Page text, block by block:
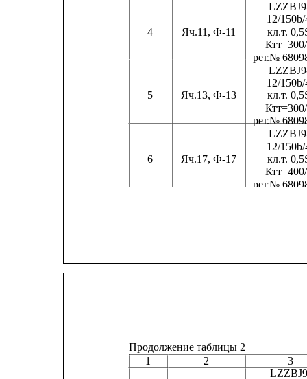
12/150b/
4
Яч.11, Ф-11 кл.т.
рег.№
12/150b/
5
Яч.13, Ф-13 кл.т.
рег.№
12/150b/
6
Яч.17, Ф-17 кл.т.
рег.№
Продолжение таблицы 2
1
2
3